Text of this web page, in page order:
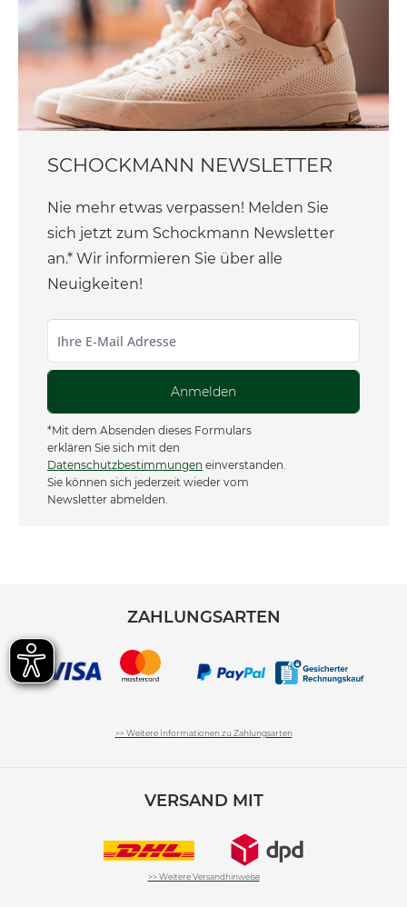
SCHOCKMANN NEWSLETTER
Nie mehr etwas verpassen! Melden Sie
sich jetzt zum Schockmann Newsletter
an.* Wir informieren Sie über alle
Neuigkeiten!
Anmelden
*Mit dem Absenden dieses Formulars
erklären Sie sich mit den
Datenschutzbestimmungen einverstanden.
Sie können sich jederzeit wieder vom
Newsletter abmelden.
ZAHLUNGSARTEN
>> Weitere Informationen zu Zahlungsarten
VERSAND MIT
>> Weitere Versandhinweise